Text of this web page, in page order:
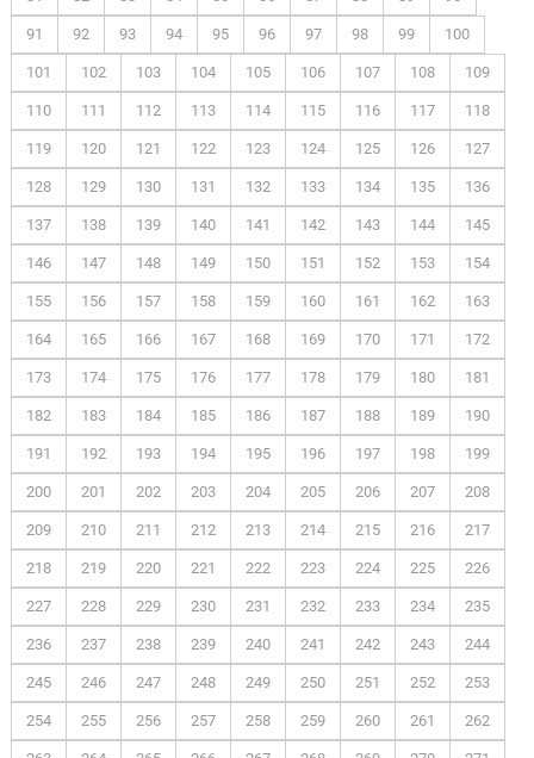
91 92 93 94 95 96 97 98 99 100
101 102 103 104 105 106 107 108 109
110 111 112 113 114 115 116 117 118
119 120 121 122 123 124 125 126 127
128 129 130 131 132 133 134 135 136
137 138 139 140 141 142 143 144 145
146 147 148 149 150 151 152 153 154
155 156 157 158 159 160 161 162 163
164 165 166 167 168 169 170 171 172
173 174 175 176 177 178 179 180 181
182 183 184 185 186 187 188 189 190
191 192 193 194 195 196 197 198 199
200 201 202 203 204 205 206 207 208
209 210 211 212 213 214 215 216 217
218 219 220 221 222 223 224 225 226
227 228 229 230 231 232 233 234 235
236 237 238 239 240 241 242 243 244
245 246 247 248 249 250 251 252 253
254 255 256 257 258 259 260 261 262